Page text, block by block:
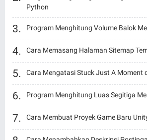
Python
Program Menghitung Volume Balok
Cara Memasang Halaman Sitemap
Cara Mengatasi Stuck Just A Moment
Program Menghitung Luas Segitiga
Cara Membuat Proyek Game Baru